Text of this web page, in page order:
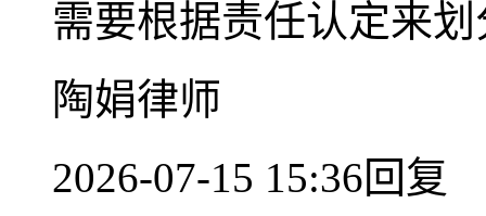
需要根据责任认定来
陶娟律师
2026-07-15 15:36回复